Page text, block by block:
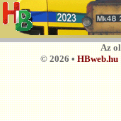
Az
© 2026 •HBweb.hu